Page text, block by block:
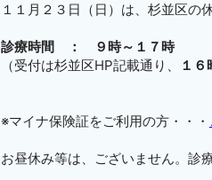
１１月２３日（日）は、杉並区の
診療時間 ： ９時～１７時
（受付は杉並区HP記載通り、
１６
※マイナ保険証をご利用の方・・・
お昼休み等は、ございません。診